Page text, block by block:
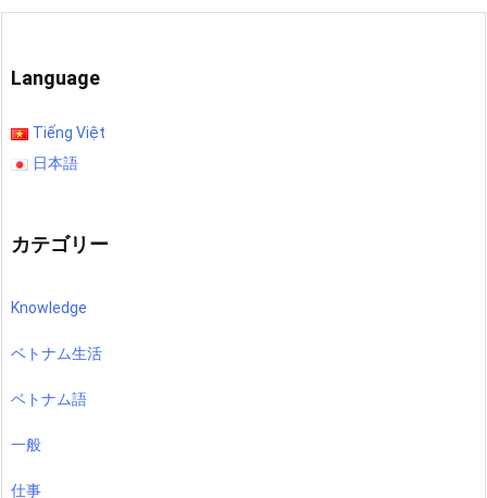
Language
Tiếng Việt
日本語
カテゴリー
Knowledge
ベトナム生活
ベトナム語
一般
仕事